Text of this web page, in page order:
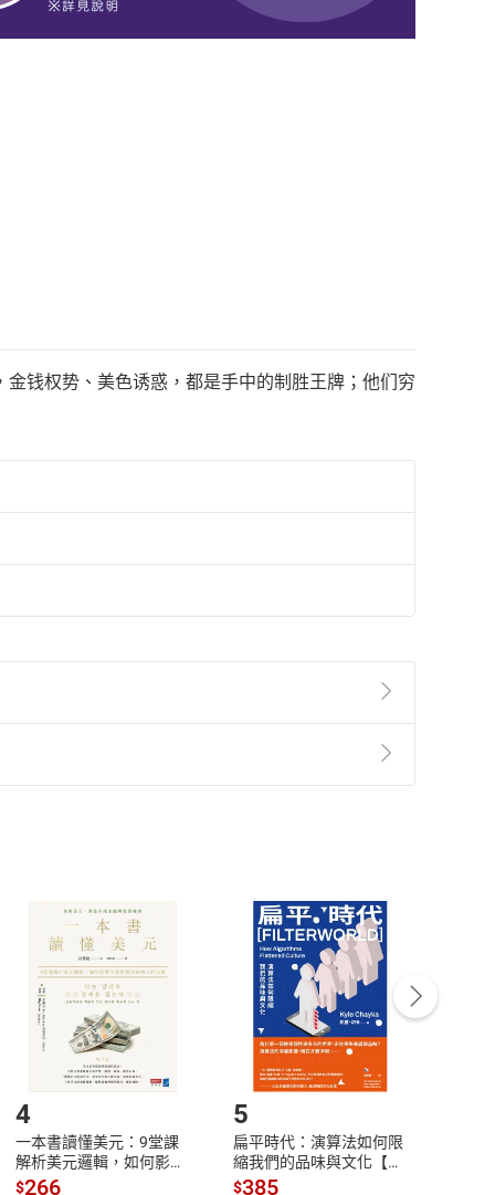
钱权势、美色诱惑，都是手中的制胜王牌；他们穷
第2條第5款之規定，「非以有形媒介提供之數位
點選「瀏覽訂單明細」 「申請取消訂單/退
貨。
付款方式
Payment
完成訂單
Complete
號，下載書籍後看書
4
一本書讀懂美元：9堂課
解析美元邏輯，如何影響
全球經濟和每個人的投資
$266
5
扁平時代：演算法如何限
縮我們的品味與文化【電
子書】
$385